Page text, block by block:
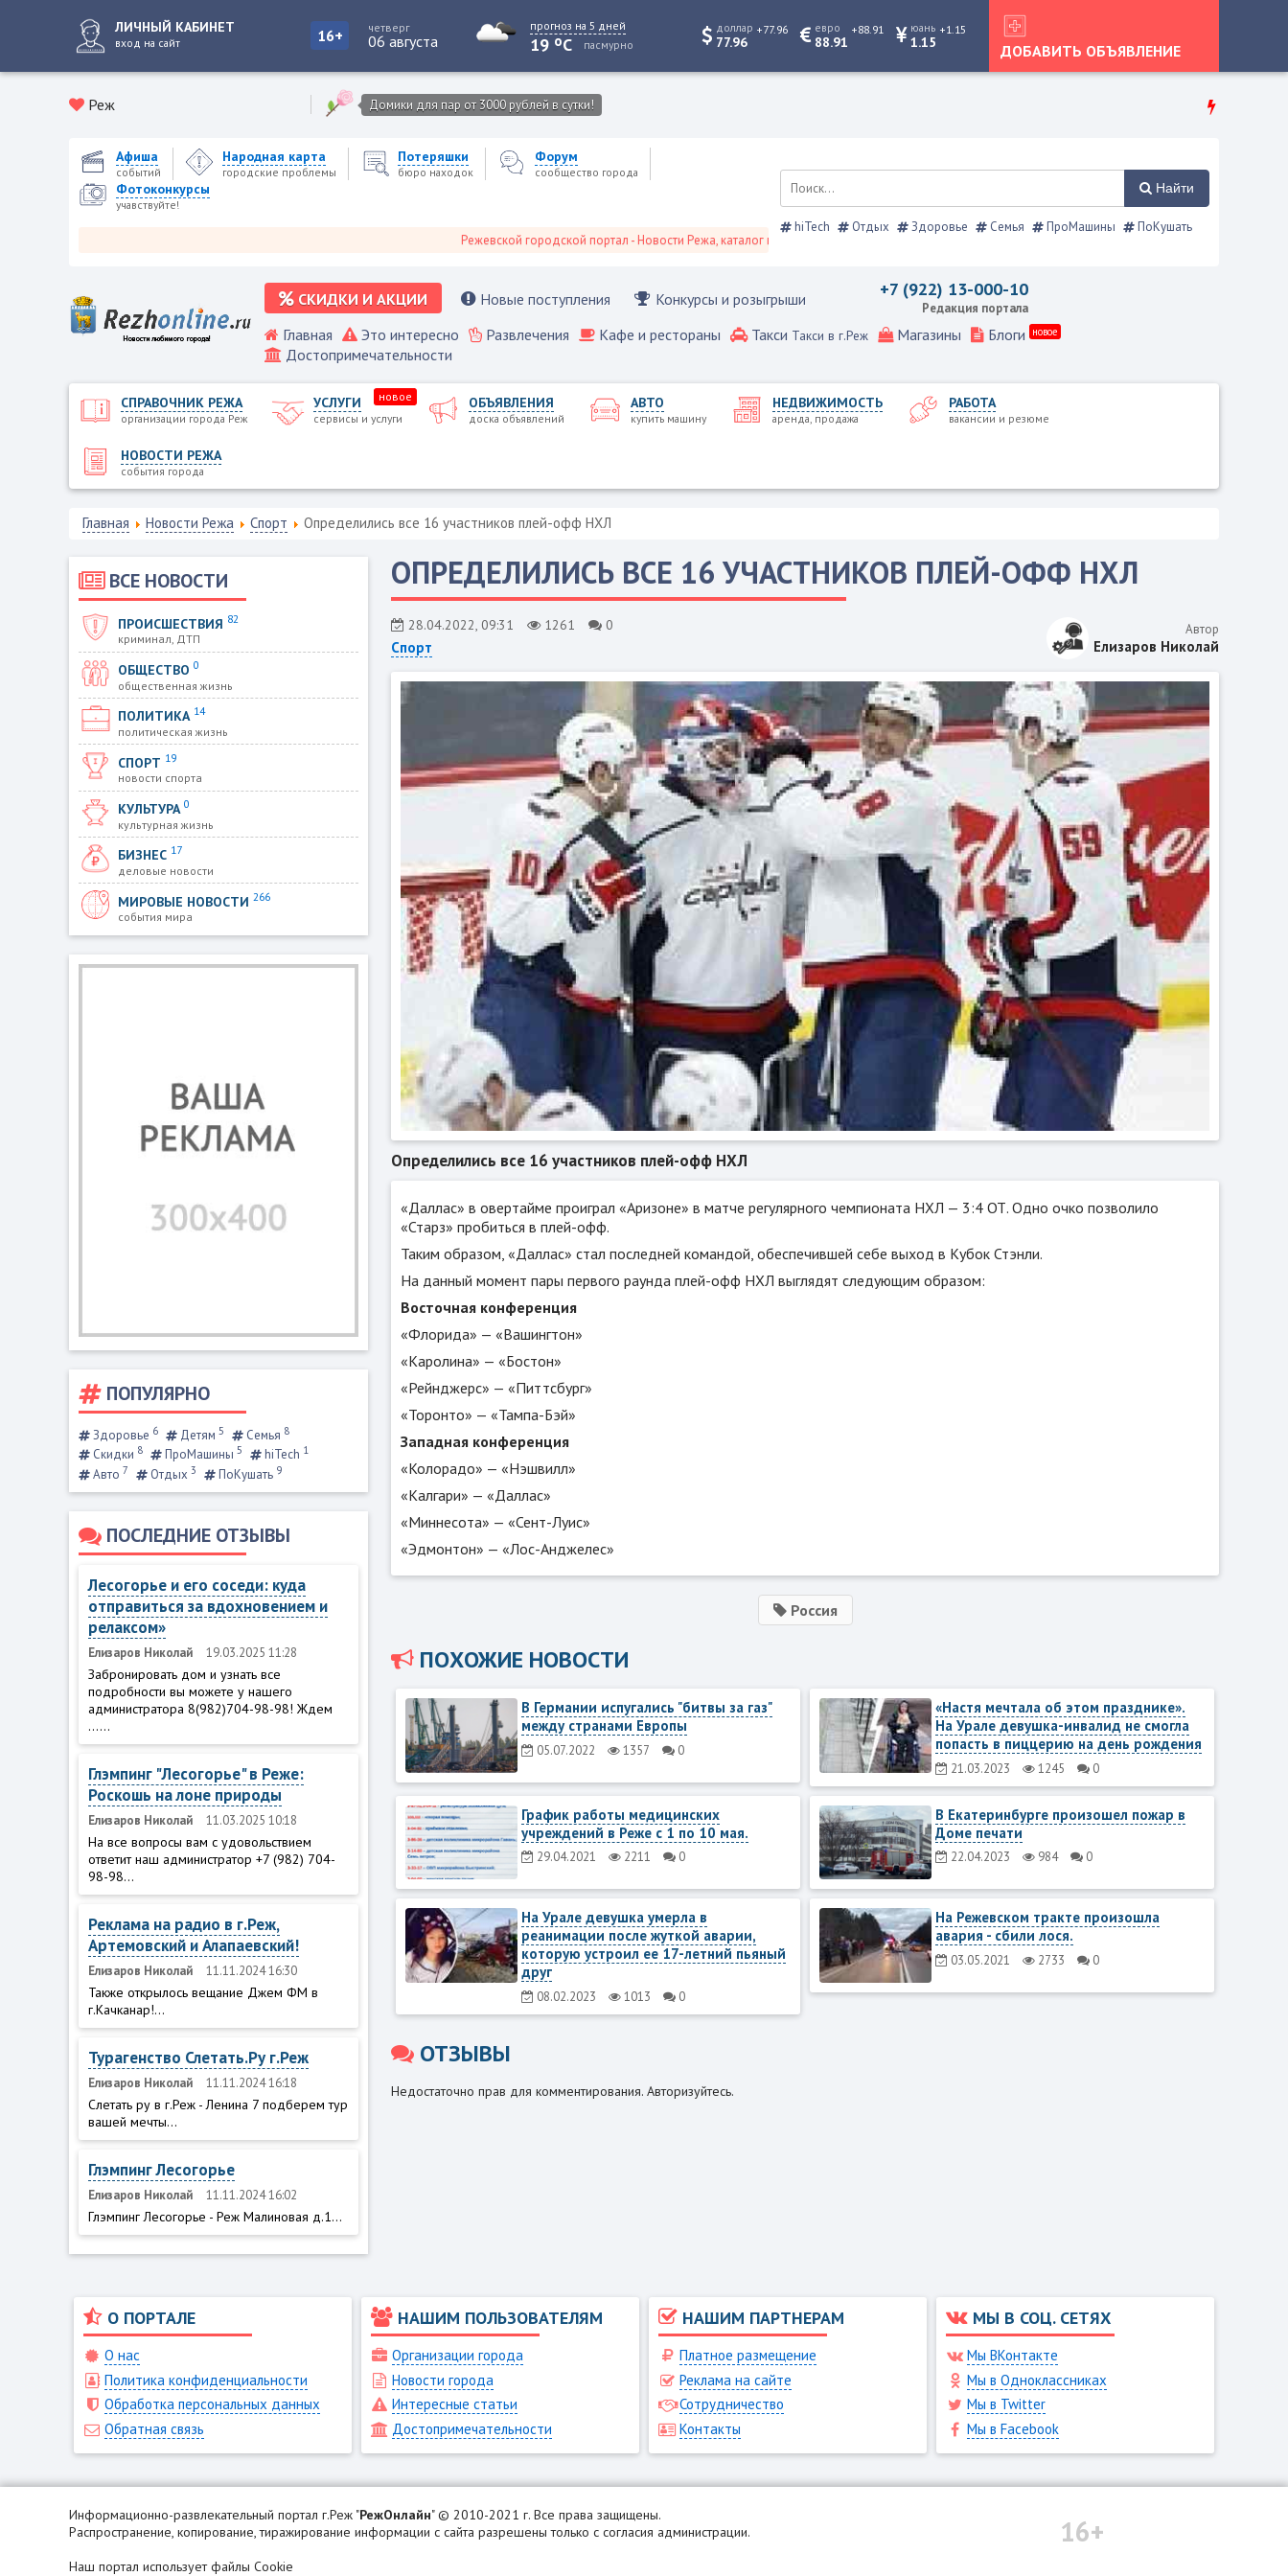
ЛИЧНЫЙ КАБИНЕТ
вход на сайт 16+ четверг
06 августа
прогноз на 5 дней
19 oC пасмурно
доллар
77.96
+77.96 евро
88.91
+88.91 юань
1.15
+1.15
ДОБАВИТЬ ОБЪЯВЛЕНИЕ
Реж Домики для пар от 3000 рублей в сутки!
Афиша
событий
Народная карта
городские проблемы
Потеряшки
бюро находок
Форум
сообщество города
Фотоконкурсы
учавствуйте!
Режевской городской портал - Новости Режа, каталог предприятий, объявления, Режевской справочник
Найти
hiTech Отдых Здоровье Семья ПроМашины ПоКушать
СКИДКИ И АКЦИИ Новые поступления Конкурсы и розыгрыши +7 (922) 13-000-10
Редакция портала
Главная Это интересно Развлечения Кафе и рестораны Такси Такси в г.Реж Магазины Блоги новое
Достопримечательности
СПРАВОЧНИК РЕЖА
организации города Реж
УСЛУГИ
сервисы и услуги
новое ОБЪЯВЛЕНИЯ
доска объявлений
АВТО
купить машину
НЕДВИЖИМОСТЬ
аренда, продажа
РАБОТА
вакансии и резюме
НОВОСТИ РЕЖА
события города
Главная Новости Режа Спорт Определились все 16 участников плей-офф НХЛ
ВСЕ НОВОСТИ
ПРОИСШЕСТВИЯ 82
криминал, ДТП
ОБЩЕСТВО 0
общественная жизнь
ПОЛИТИКА 14
политическая жизнь
СПОРТ 19
новости спорта
КУЛЬТУРА 0
культурная жизнь
БИЗНЕС 17
деловые новости
МИРОВЫЕ НОВОСТИ 266
события мира
ПОПУЛЯРНО
Здоровье 6 Детям 5 Семья 8
Скидки 8 ПроМашины 5 hiTech 1
Авто 7 Отдых 3 ПоКушать 9
ПОСЛЕДНИЕ ОТЗЫВЫ
Лесогорье и его соседи: куда
отправиться за вдохновением и
релаксом»
Елизаров Николай 19.03.2025 11:28
Забронировать дом и узнать все
подробности вы можете у нашего
администратора 8(982)704-98-98! Ждем
......
Глэмпинг "Лесогорье" в Реже:
Роскошь на лоне природы
Елизаров Николай 11.03.2025 10:18
На все вопросы вам с удовольствием
ответит наш администратор +7 (982) 704-
98-98...
Реклама на радио в г.Реж,
Артемовский и Алапаевский!
Елизаров Николай 11.11.2024 16:30
Также открылось вещание Джем ФМ в
г.Качканар!...
Турагенство Слетать.Ру г.Реж
Елизаров Николай 11.11.2024 16:18
Слетать ру в г.Реж - Ленина 7 подберем тур
вашей мечты...
Глэмпинг Лесогорье
Елизаров Николай 11.11.2024 16:02
Глэмпинг Лесогорье - Реж Малиновая д.1...
ОПРЕДЕЛИЛИСЬ ВСЕ 16 УЧАСТНИКОВ ПЛЕЙ-ОФФ НХЛ
28.04.2022, 09:31 1261 0
Спорт
Автор
Елизаров Николай
Определились все 16 участников плей-офф НХЛ
«Даллас» в овертайме проиграл «Аризоне» в матче регулярного чемпионата НХЛ — 3:4 ОТ. Одно очко позволило
«Старз» пробиться в плей-офф.
Таким образом, «Даллас» стал последней командой, обеспечившей себе выход в Кубок Стэнли.
На данный момент пары первого раунда плей-офф НХЛ выглядят следующим образом:
Восточная конференция
«Флорида» — «Вашингтон»
«Каролина» — «Бостон»
«Рейнджерс» — «Питтсбург»
«Торонто» — «Тампа-Бэй»
Западная конференция
«Колорадо» — «Нэшвилл»
«Калгари» — «Даллас»
«Миннесота» — «Сент-Луис»
«Эдмонтон» — «Лос-Анджелес»
Россия
ПОХОЖИЕ НОВОСТИ
В Германии испугались "битвы за газ"
между странами Европы
05.07.2022 1357 0
«Настя мечтала об этом празднике».
На Урале девушка-инвалид не смогла
попасть в пиццерию на день рождения
21.03.2023 1245 0
График работы медицинских
учреждений в Реже с 1 по 10 мая.
29.04.2021 2211 0
В Екатеринбурге произошел пожар в
Доме печати
22.04.2023 984 0
На Урале девушка умерла в
реанимации после жуткой аварии,
которую устроил ее 17-летний пьяный
друг
08.02.2023 1013 0
На Режевском тракте произошла
авария - сбили лося.
03.05.2021 2733 0
ОТЗЫВЫ
Недостаточно прав для комментирования. Авторизуйтесь.
О ПОРТАЛЕ
О нас
Политика конфиденциальности
Обработка персональных данных
Обратная связь
НАШИМ ПОЛЬЗОВАТЕЛЯМ
Организации города
Новости города
Интересные статьи
Достопримечательности
НАШИМ ПАРТНЕРАМ
Платное размещение
Реклама на сайте
Сотрудничество
Контакты
МЫ В СОЦ. СЕТЯХ
Мы ВКонтакте
Мы в Одноклассниках
Мы в Twitter
Мы в Facebook
Информационно-развлекательный портал г.Реж "РежОнлайн" © 2010-2021 г. Все права защищены.
Распространение, копирование, тиражирование информации с сайта разрешены только с согласия администрации.
16+
Наш портал использует файлы Cookie